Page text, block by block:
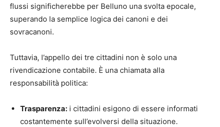
flussi significherebbe per Belluno una svolta epocale,
superando la semplice logica dei canoni e dei
sovracanoni.
Tuttavia, l’appello dei tre cittadini non è solo una
rivendicazione contabile. È una chiamata alla
responsabilità politica:
Trasparenza: i cittadini esigono di essere informati
costantemente sull’evolversi della situazione.